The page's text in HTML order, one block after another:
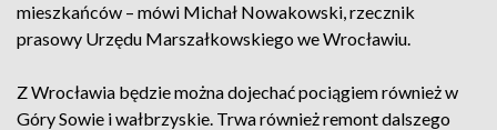
mieszkańców – mówi Michał Nowakowski, rzecznik
prasowy Urzędu Marszałkowskiego we Wrocławiu.
Z Wrocławia będzie można dojechać pociągiem również w
Góry Sowie i wałbrzyskie. Trwa również remont dalszego